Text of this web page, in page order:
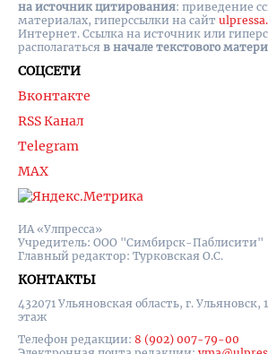
ИА «Улпресса»
Учредитель: ООО "Симбирск-Паблисити"
Главный редактор: Турковская О.С.
КОНТАКТЫ
432071 Ульяновская область, г.
этаж
Телефон редакции: 8 (902) 007-79-00
СОЦСЕТИ
Вконтакте
RSS Канал
Telegram
MAX
на источник цитирования: приведение
материалах, гиперссылки на cайт
Интернет. Ссылка на источник или
располагаться в начале текстового